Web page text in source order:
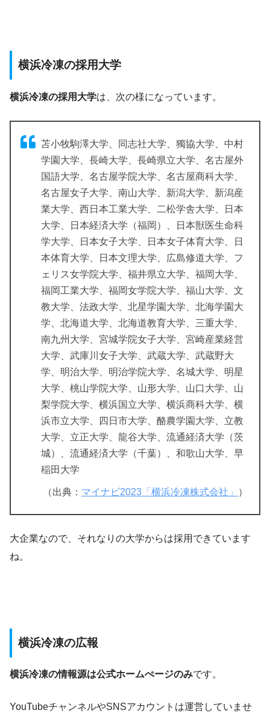
横浜冷凍の採用大学
横浜冷凍の採用大学は、次の様になっています。
苫小牧駒澤大学、同志社大学、獨協大学、中村
学園大学、長崎大学、長崎県立大学、名古屋外
国語大学、名古屋学院大学、名古屋商科大学、
名古屋女子大学、南山大学、新潟大学、新潟産
業大学、西日本工業大学、二松学舎大学、日本
大学、日本経済大学（福岡）、日本獣医生命科
学大学、日本女子大学、日本女子体育大学、日
本体育大学、日本文理大学、広島修道大学、フ
ェリス女学院大学、福井県立大学、福岡大学、
福岡工業大学、福岡女学院大学、福山大学、文
教大学、法政大学、北星学園大学、北海学園大
学、北海道大学、北海道教育大学、三重大学、
南九州大学、宮城学院女子大学、宮崎産業経営
大学、武庫川女子大学、武蔵大学、武蔵野大
学、明治大学、明治学院大学、名城大学、明星
大学、桃山学院大学、山形大学、山口大学、山
梨学院大学、横浜国立大学、横浜商科大学、横
浜市立大学、四日市大学、酪農学園大学、立教
大学、立正大学、龍谷大学、流通経済大学（茨
城）、流通経済大学（千葉）、和歌山大学、早
稲田大学
（出典： マイナビ2023「横浜冷凍株式会社」 ）
大企業なので、それなりの大学からは採用できています
ね。
横浜冷凍の広報
横浜冷凍の情報源は公式ホームぺージのみです。
YouTubeチャンネルやSNSアカウントは運営していませ